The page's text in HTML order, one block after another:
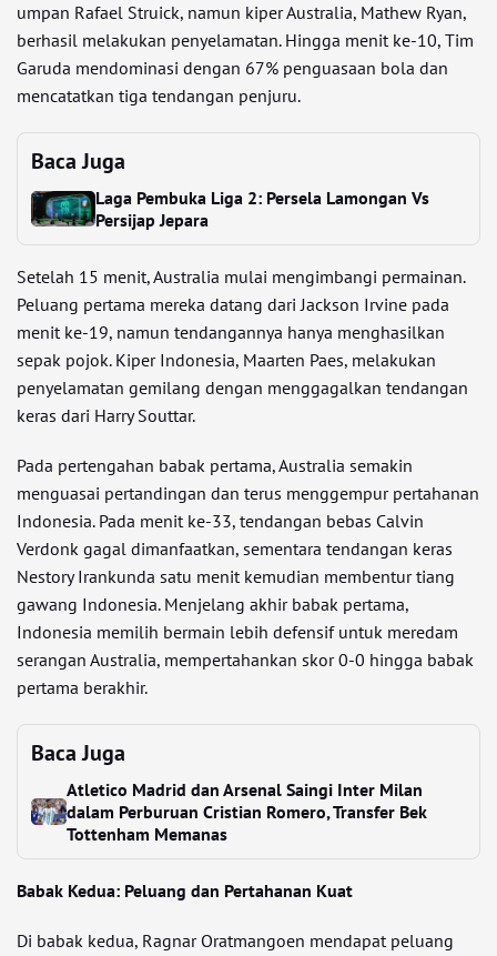
umpan Rafael Struick, namun kiper Australia, Mathew Ryan,
berhasil melakukan penyelamatan. Hingga menit ke-10, Tim
Garuda mendominasi dengan 67% penguasaan bola dan
mencatatkan tiga tendangan penjuru.
Baca Juga
Laga Pembuka Liga 2: Persela Lamongan Vs
Persijap Jepara
Setelah 15 menit, Australia mulai mengimbangi permainan.
Peluang pertama mereka datang dari Jackson Irvine pada
menit ke-19, namun tendangannya hanya menghasilkan
sepak pojok. Kiper Indonesia, Maarten Paes, melakukan
penyelamatan gemilang dengan menggagalkan tendangan
keras dari Harry Souttar.
Pada pertengahan babak pertama, Australia semakin
menguasai pertandingan dan terus menggempur pertahanan
Indonesia. Pada menit ke-33, tendangan bebas Calvin
Verdonk gagal dimanfaatkan, sementara tendangan keras
Nestory Irankunda satu menit kemudian membentur tiang
gawang Indonesia. Menjelang akhir babak pertama,
Indonesia memilih bermain lebih defensif untuk meredam
serangan Australia, mempertahankan skor 0-0 hingga babak
pertama berakhir.
Baca Juga
Atletico Madrid dan Arsenal Saingi Inter Milan
dalam Perburuan Cristian Romero, Transfer Bek
Tottenham Memanas
Babak Kedua: Peluang dan Pertahanan Kuat
Di babak kedua, Ragnar Oratmangoen mendapat peluang